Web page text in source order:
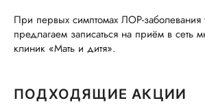
При первых симптомах ЛОР-заболевания
предлагаем записаться на приём в сеть
клиник «Мать и дитя».
ПОДХОДЯЩИЕ АКЦИИ